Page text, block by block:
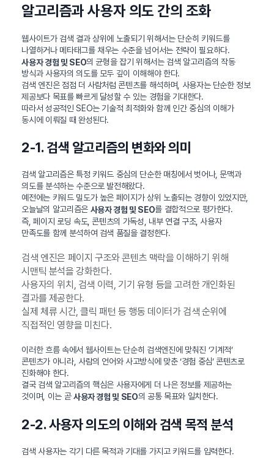
알고리즘과 사용자 의도 간의 조화
웹사이트가 검색 결과 상위에 노출되기 위해서는 단순히 키워드를
나열하거나 메타태그를 채우는 수준을 넘어서는 전략이 필요하다.
사용자 경험 및 SEO의 균형을 잡기 위해서는 검색 알고리즘의 작동
방식과 사용자의 의도를 모두 깊이 이해해야 한다.
검색 엔진은 점점 더 사람처럼 콘텐츠를 해석하며, 사용자는 단순한 정보
제공보다 목표를 빠르게 달성할 수 있는 경험을 기대한다.
따라서 성공적인 SEO는 기술적 최적화와 함께 인간 중심의 이해가
동시에 이뤄질 때 완성된다.
2-1. 검색 알고리즘의 변화와 의미
검색 알고리즘은 특정 키워드 중심의 단순한 매칭에서 벗어나, 문맥과
의도를 분석하는 수준으로 발전해왔다.
예전에는 키워드 밀도가 높은 페이지가 상위 노출되는 경향이 있었지만,
오늘날의 알고리즘은 사용자 경험 및 SEO를 결합적으로 평가한다.
즉, 페이지 로딩 속도, 콘텐츠의 가독성, 내부 연결 구조, 사용자
만족도를 함께 분석하여 검색 품질을 결정한다.
검색 엔진은 페이지 구조와 콘텐츠 맥락을 이해하기 위해
시맨틱 분석을 강화한다.
사용자의 위치, 검색 이력, 기기 유형 등을 고려한 개인화된
결과를 제공한다.
실제 체류 시간, 클릭 패턴 등 행동 데이터가 검색 순위에
직접적인 영향을 미친다.
이러한 흐름 속에서 웹사이트는 단순히 검색엔진에 맞춰진 ‘기계적’
콘텐츠가 아니라, 사람의 언어와 사고방식에 맞춘 ‘경험 중심’ 콘텐츠로
진화해야 한다.
결국 검색 알고리즘의 핵심은 사용자에게 더 나은 정보를 제공하는
것이며, 이는 곧사용자 경험 및 SEO의 공통 목표와 일치한다.
2-2. 사용자 의도의 이해와 검색 목적 분석
검색 사용자는 각기 다른 목적과 기대를 가지고 키워드를 입력한다.